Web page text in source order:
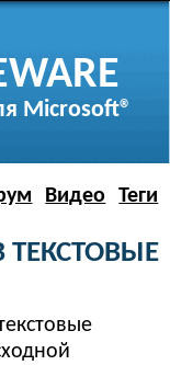
Microsoft®
Видео Теги